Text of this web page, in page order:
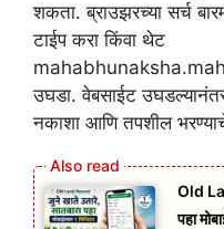
शकता. ब्राउझरच्या सर्च
टाईप करा किंवा थेट
उघडा. वेबसाईट उघडल्यानंतर
नकाशा आणि तपशील
Old
पहा